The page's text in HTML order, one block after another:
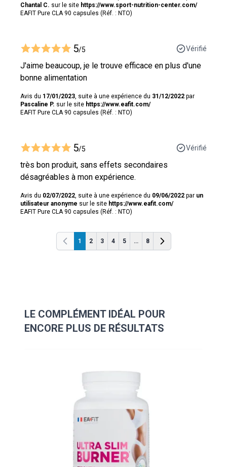
Chantal C. sur le site https://www.sport-nutrition-center.com/
EAFIT Pure CLA 90 capsules (Réf. : NTO)
5/5 Vérifié
J'aime beaucoup, je le trouve efficace en plus d'une
bonne alimentation
Avis du 17/01/2023 , suite à une expérience du 31/12/2022 par
Pascaline P. sur le site https://www.eafit.com/
EAFIT Pure CLA 90 capsules (Réf. : NTO)
5/5 Vérifié
très bon produit, sans effets secondaires
désagréables à mon expérience.
Avis du 02/07/2022 , suite à une expérience du 09/06/2022 par un
utilisateur anonyme sur le site https://www.eafit.com/
EAFIT Pure CLA 90 capsules (Réf. : NTO)
Précédent
1 2 3 4 5 ... 8
Précédent
LE COMPLÉMENT IDÉAL POUR
ENCORE PLUS DE RÉSULTATS